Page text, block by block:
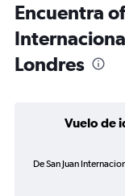
Encuentra
Londres
Vuelo de
De San Juan